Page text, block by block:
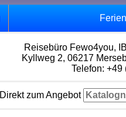
Reisebüro Fewo4you,
Kyllweg 2, 06217
Telefon: +49
Direkt zum Angebot